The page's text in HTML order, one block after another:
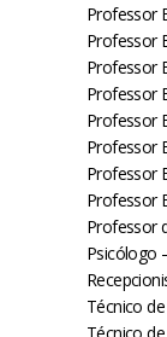
Professor
Professor
Professor
Professor
Professor
Professor
Professor
Professor
Professor
Psicólogo
Técnico